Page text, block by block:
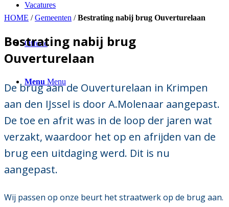
Vacatures
Offerte
Menu Menu
HOME /Gemeenten /Bestrating nabij brug Ouverturelaan
Bestrating nabij brug
Ouverturelaan
De brug aan de Ouverturelaan in Krimpen
aan den IJssel is door A.Molenaar aangepast.
De toe en afrit was in de loop der jaren wat
verzakt, waardoor het op en afrijden van de
brug een uitdaging werd. Dit is nu
aangepast.
Wij passen op onze beurt het straatwerk op de brug aan.